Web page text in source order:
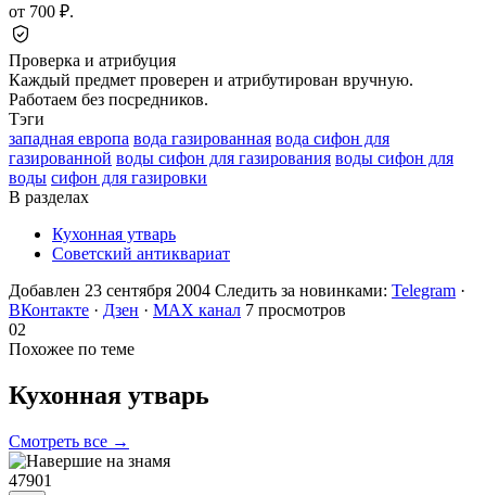
от 700 ₽.
Проверка и атрибуция
Каждый предмет проверен и атрибутирован вручную.
Работаем без посредников.
Тэги
западная европа вода газированная вода сифон для
газированной воды сифон для газирования воды сифон для
воды сифон для газировки
В разделах
Кухонная утварь
Советский антиквариат
Добавлен 23 сентября 2004 Следить за новинками: Telegram ·
ВКонтакте · Дзен · MAX канал 7 просмотров
02
Похожее по теме
Кухонная утварь
Смотреть все →
47901